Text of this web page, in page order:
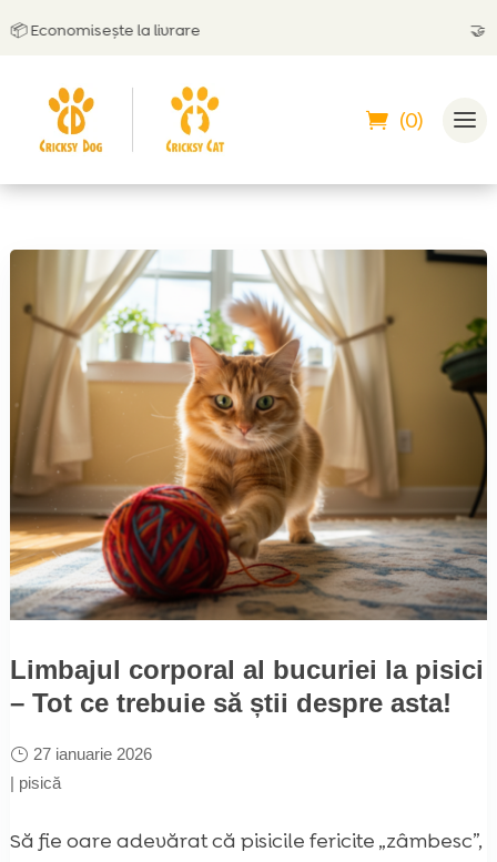
la livrare Poți
(0)
Limbajul corporal al bucuriei la pisici
– Tot ce trebuie să știi despre asta!
27 ianuarie 2026
| pisică
Să fie oare adevărat că pisicile fericite „zâmbesc”,